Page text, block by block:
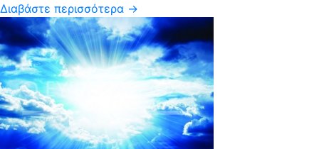
Διαβάστε περισσότερα →